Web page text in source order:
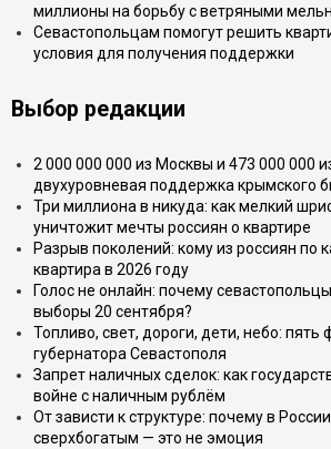
миллионы на борьбу с ветряными
Севастопольцам помогут решить
условия для получения поддержки
Выбор редакции
2 000 000 000 из Москвы и 473 000 000
двухуровневая поддержка крымского
Три миллиона в никуда: как мелкий
уничтожит мечты россиян о квартире
Разрыв поколений: кому из россиян по
квартира в 2026 году
Голос не онлайн: почему
выборы 20 сентября?
Топливо, свет, дороги, дети, небо: пять
губернатора Севастополя
Запрет наличных сделок: как
войне с наличным рублём
От зависти к структуре: почему в
сверхбогатым — это не эмоция